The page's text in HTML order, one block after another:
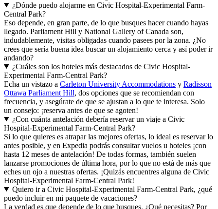
¿Dónde puedo alojarme en Civic Hospital-Experimental Farm-
Central Park?
Eso depende, en gran parte, de lo que busques hacer cuando hayas
llegado. Parliament Hill y National Gallery of Canada son,
indudablemente, visitas obligadas cuando pasees por la zona. ¿No
crees que sería buena idea buscar un alojamiento cerca y así poder ir
andando?
¿Cuáles son los hoteles más destacados de Civic Hospital-
Experimental Farm-Central Park?
Echa un vistazo a Carleton University Accommodations y Radisson
Ottawa Parliament Hill, dos opciones que se recomiendan con
frecuencia, y asegúrate de que se ajustan a lo que te interesa. Solo
un consejo: ¡reserva antes de que se agoten!
¿Con cuánta antelación debería reservar un viaje a Civic
Hospital-Experimental Farm-Central Park?
Si lo que quieres es atrapar las mejores ofertas, lo ideal es reservar lo
antes posible, y en Expedia podrás consultar vuelos u hoteles ¡con
hasta 12 meses de antelación! De todas formas, también suelen
lanzarse promociones de última hora, por lo que no está de más que
eches un ojo a nuestras ofertas. ¡Quizás encuentres alguna de Civic
Hospital-Experimental Farm-Central Park!
Quiero ir a Civic Hospital-Experimental Farm-Central Park, ¿qué
puedo incluir en mi paquete de vacaciones?
La verdad es que depende de lo que busques. ¿Qué necesitas? Por